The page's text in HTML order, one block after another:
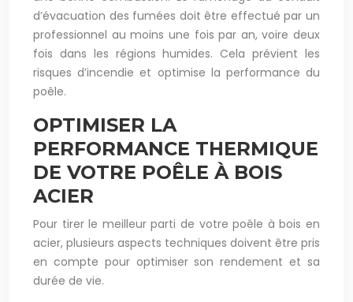
d’évacuation des fumées doit être effectué par un
professionnel au moins une fois par an, voire deux
fois dans les régions humides. Cela prévient les
risques d’incendie et optimise la performance du
poêle.
OPTIMISER LA
PERFORMANCE THERMIQUE
DE VOTRE POÊLE À BOIS
ACIER
Pour tirer le meilleur parti de votre poêle à bois en
acier, plusieurs aspects techniques doivent être pris
en compte pour optimiser son rendement et sa
durée de vie.